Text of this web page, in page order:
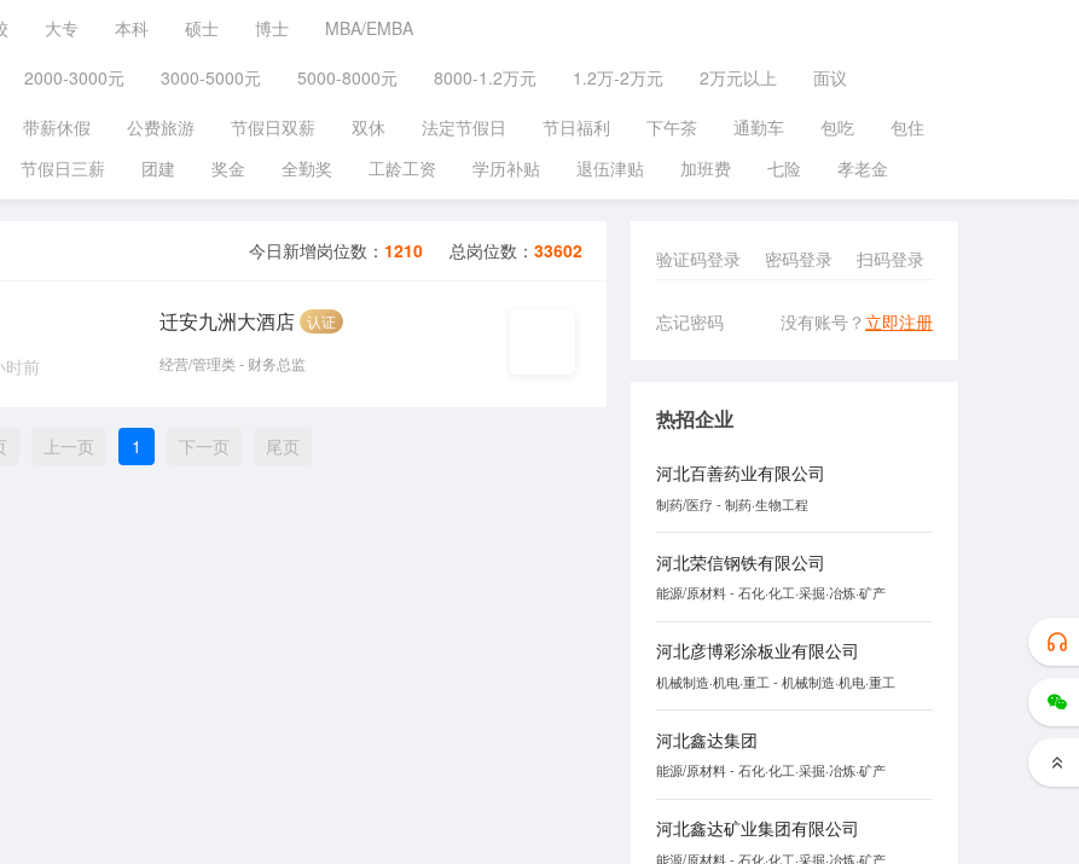
大专 本科 硕士 博士
MBA/EMBA
2000-3000元 3000-5000元 5000-8000元 8000-1.2万元 1.2万-2万元 2万元以上
面议
带薪休假 公费旅游 节假日双薪 双休 法定节假日 节日福利 下午茶 通勤车 包吃
包住
节假日三薪 团建 奖金 全勤奖 工龄工资 学历补贴 退伍津贴 加班费 七险 孝老金
今日新增岗位数： 1210 总岗位数：33602
时前
迁安九洲大酒店 认证
经营/管理类 - 财务总监
上一页 1 下一页 尾页
验证码登录 密码登录 扫码登录
忘记密码 没有账号？ 立即注册
热招企业
河北百善药业有限公司
制药/医疗 - 制药·生物工程
河北荣信钢铁有限公司
能源/原材料 - 石化·化工·采掘·冶炼·矿产
河北彦博彩涂板业有限公司
机械制造·机电·重工 - 机械制造·机电·重工
河北鑫达集团
能源/原材料 - 石化·化工·采掘·冶炼·矿产
河北鑫达矿业集团有限公司
能源/原材料 - 石化·化工·采掘·冶炼·矿产